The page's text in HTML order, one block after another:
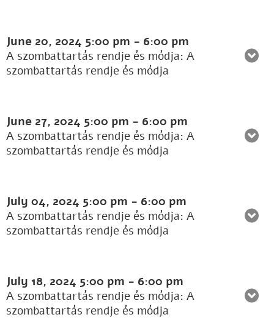
June 20, 2024 5:00 pm - 6:00 pm
A szombattartás rendje és módja: A
szombattartás rendje és módja
June 27, 2024 5:00 pm - 6:00 pm
A szombattartás rendje és módja: A
szombattartás rendje és módja
July 04, 2024 5:00 pm - 6:00 pm
A szombattartás rendje és módja: A
szombattartás rendje és módja
July 18, 2024 5:00 pm - 6:00 pm
A szombattartás rendje és módja: A
szombattartás rendje és módja